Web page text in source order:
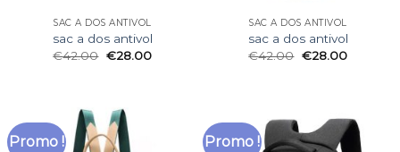
SAC A DOS ANTIVOL
sac a dos antivol
€42.00 €28.00
SAC A DOS ANTIVOL
sac a dos antivol
€42.00 €28.00
Promo ! Promo !